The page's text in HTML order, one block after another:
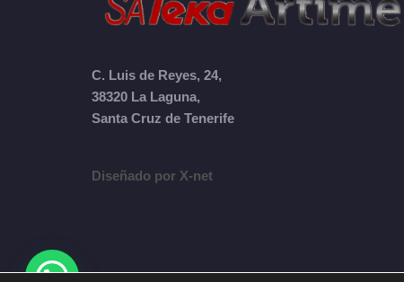
C. Luis de Reyes, 24,
38320 La Laguna,
Santa Cruz de Tenerife
Diseñado por X-net